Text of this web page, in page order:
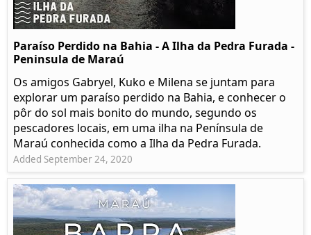
Paraíso Perdido na Bahia - A Ilha da Pedra Furada -
Peninsula de Maraú
Os amigos Gabryel, Kuko e Milena se juntam para
explorar um paraíso perdido na Bahia, e conhecer o
pôr do sol mais bonito do mundo, segundo os
pescadores locais, em uma ilha na Península de
Maraú conhecida como a Ilha da Pedra Furada.
Added September 24, 2020